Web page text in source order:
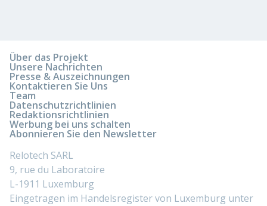
Über das Projekt
Unsere Nachrichten
Presse & Auszeichnungen
Kontaktieren Sie Uns
Team
Datenschutzrichtlinien
Redaktionsrichtlinien
Werbung bei uns schalten
Abonnieren Sie den Newsletter
Relotech SARL
9, rue du Laboratoire
L-1911 Luxemburg
Eingetragen im Handelsregister von Luxemburg unter